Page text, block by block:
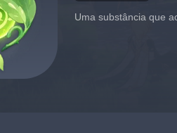
Uma substância que